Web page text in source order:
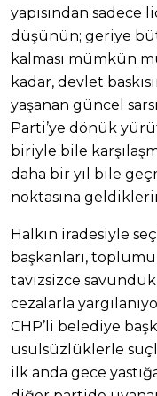
yapısından sadece
düşünün; geriye
kalması mümkün
kadar, devlet
yaşanan güncel
Parti’ye dönük
biriyle bile
daha bir yıl bile
noktasına
Halkın iradesiyle
başkanları,
tavizsizce
cezalarla
CHP’li belediye
usulsüzlüklerle
ilk anda gece